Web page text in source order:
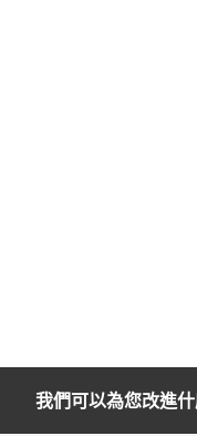
我們可以為您改進